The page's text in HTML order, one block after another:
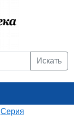
Искать
Серия